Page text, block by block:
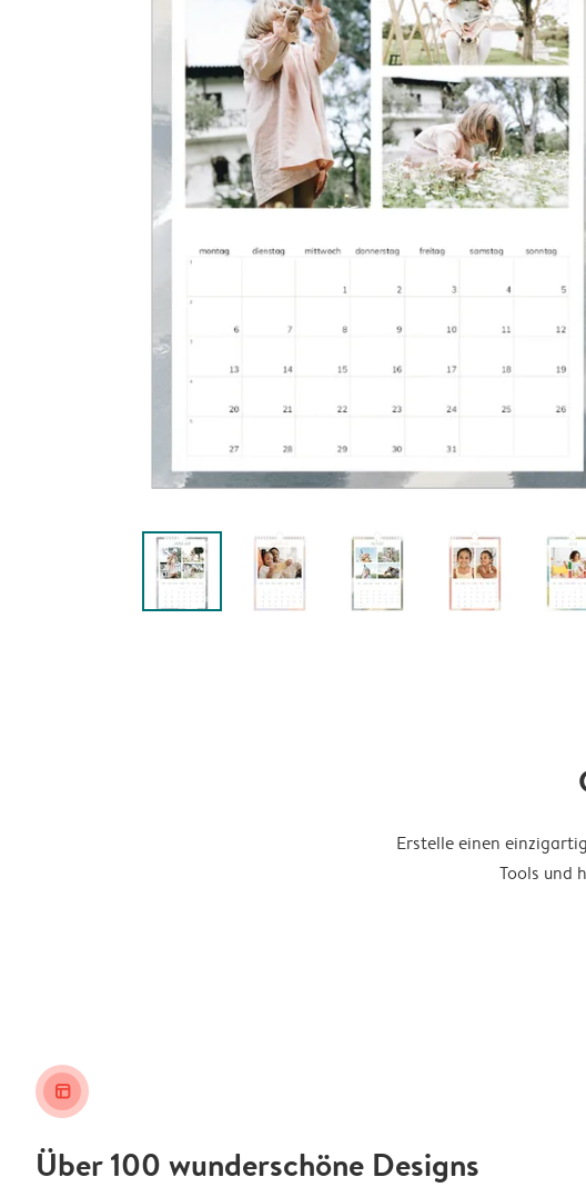
Erstelle einen
Tools und
layout_alt
Über 100 wunderschöne Designs